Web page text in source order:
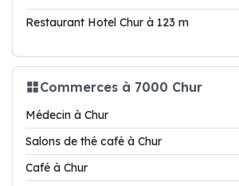
Restaurant Hotel Chur à 123 m
Commerces à 7000 Chur
Médecin à Chur
Salons de thé café à Chur
Café à Chur